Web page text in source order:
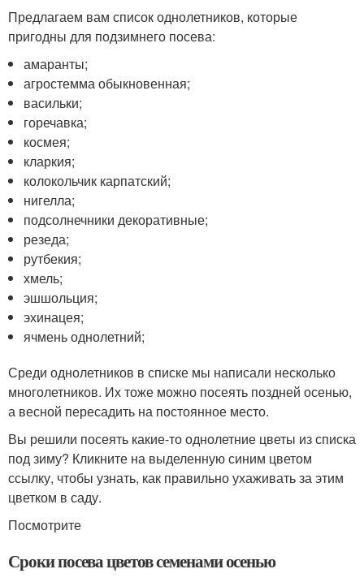
Предлагаем вам список однолетников, которые
пригодны для подзимнего посева:
амаранты;
агростемма обыкновенная;
васильки;
горечавка;
космея;
кларкия;
колокольчик карпатский;
нигелла;
подсолнечники декоративные;
резеда;
рутбекия;
хмель;
эшшольция;
эхинацея;
ячмень однолетний;
Среди однолетников в списке мы написали несколько
многолетников. Их тоже можно посеять поздней осенью,
а весной пересадить на постоянное место.
Вы решили посеять какие-то однолетние цветы из списка
под зиму? Кликните на выделенную синим цветом
ссылку, чтобы узнать, как правильно ухаживать за этим
цветком в саду.
Посмотрите
Сроки посева цветов семенами осенью